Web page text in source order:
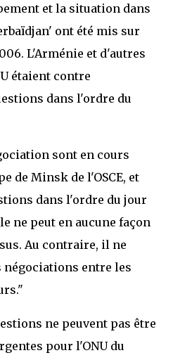
et la situation dans
ont été mis sur
L'Arménie et d'autres
étaient contre
dans l'ordre du
sont en cours
de Minsk de l'OSCE, et
dans l'ordre du jour
ne peut en aucune façon
Au contraire, il ne
entre les
ne peuvent pas être
pour l'ONU du